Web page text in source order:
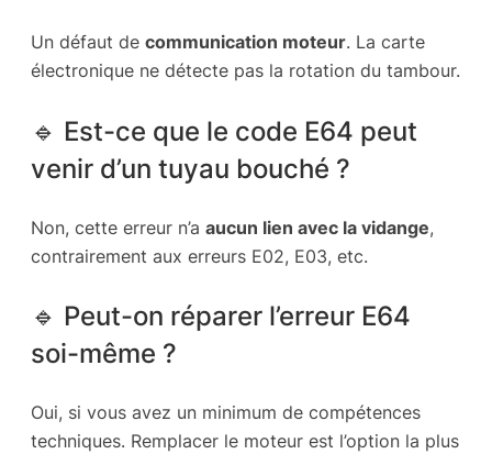
Un défaut de communication moteur. La carte
électronique ne détecte pas la rotation du tambour.
🔹 Est-ce que le code E64 peut
venir d’un tuyau bouché ?
Non, cette erreur n’a aucun lien avec la vidange,
contrairement aux erreurs E02, E03, etc.
🔹 Peut-on réparer l’erreur E64
soi-même ?
Oui, si vous avez un minimum de compétences
techniques. Remplacer le moteur est l’option la plus